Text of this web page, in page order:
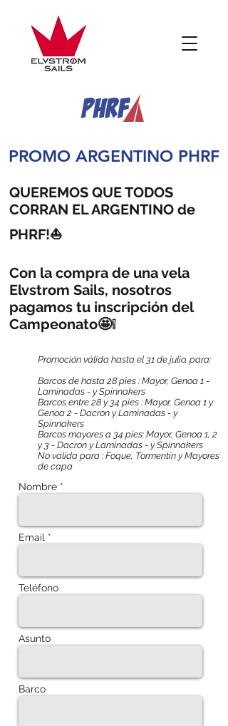
PROMO ARGENTINO PHRF
QUEREMOS QUE TODOS
CORRAN EL ARGENTINO de
PHRF!⛵
Con la compra de una vela
Elvstrom Sails, nosotros
pagamos tu inscripción del
Campeonato🤩❕
Promoción válida hasta el 31 de julio, para:
Barcos de hasta 28 pies : Mayor, Genoa 1 -
Laminadas - y Spinnakers
Barcos entre 28 y 34 pies : Mayor, Genoa 1 y
Genoa 2 - Dacron y Laminadas - y
Spinnakers
Barcos mayores a 34 pies: Mayor, Genoa 1, 2
y 3 - Dacron y Laminadas - y Spinnakers
No válida para : Foque, Tormentín y Mayores
de capa
Nombre *
Email *
Teléfono
Asunto
Barco